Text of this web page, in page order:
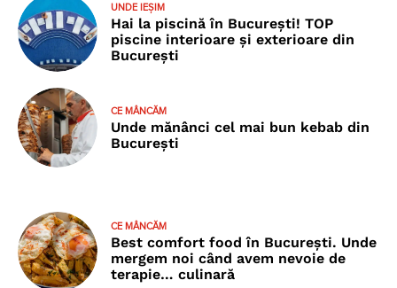
UNDE IEȘIM
Hai la piscină în București! TOP
piscine interioare și exterioare din
București
CE MÂNCĂM
Unde mănânci cel mai bun kebab din
București
CE MÂNCĂM
Best comfort food în București. Unde
mergem noi când avem nevoie de
terapie… culinară